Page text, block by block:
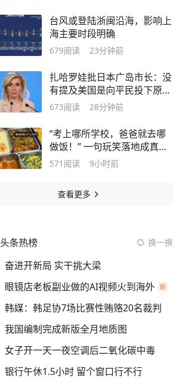
公布
台风或登陆浙闽沿海，影响上
海主要时段明确
679阅读 23分钟前
扎哈罗娃批日本广岛市长：没
有提及美国是向平民投下原子
弹的国家，却对俄罗斯及俄在
俄言论对日本民众“洗脑”
673阅读 28分钟前
“考上哪所学校，爸爸就去哪
做饭！” 一句玩笑落地成真，
徐州女孩求学南通，父母携奶
571 阅读 9小时前
查看更多
头条热榜 换一换
奋进开新局 实干挑大梁
眼镜店老板副业做的AI视频火到海外
韩媒：韩足协7场比赛性贿赂20名裁判
我国编制完成新版全月地质图
女子开一天一夜空调后二氧化碳中毒
银行午休1.5小时 留个窗口行不行